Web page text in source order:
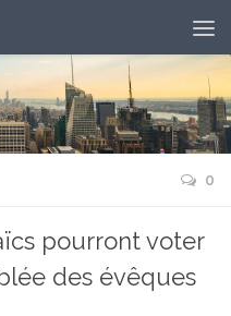
0
pourront voter
des évêques